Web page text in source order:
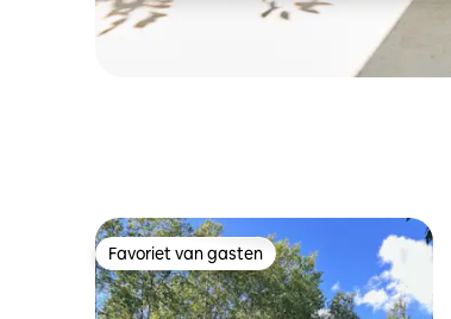
Favoriet van gasten
Favoriet van gasten